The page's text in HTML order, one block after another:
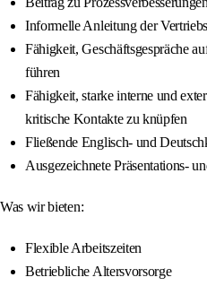
Informelle Anleitung der
Fähigkeit, Geschäftsgespräche
führen
Fähigkeit, starke interne und
kritische Kontakte zu knüpfen
Fließende Englisch- und
Ausgezeichnete Präsentations-
Was wir bieten:
Flexible Arbeitszeiten
Betriebliche Altersvorsorge